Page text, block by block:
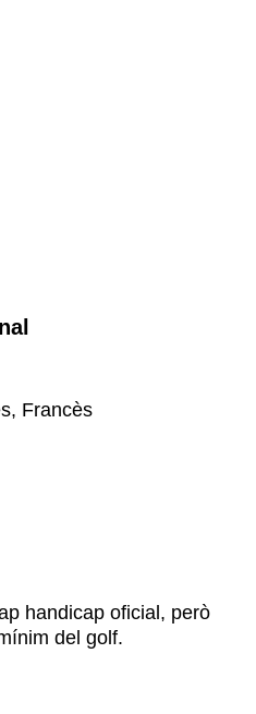
Francès
handicap oficial, però
del golf.